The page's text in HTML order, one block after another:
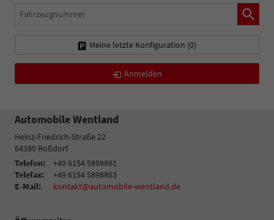
Fahrzeugnummer
Meine letzte Konfiguration (0)
Anmelden
Automobile Wentland
Heinz-Friedrich-Straße 22
64380 Roßdorf
Telefon:
+49 6154 5898861
Telefax:
+49 6154 5898863
E-Mail:
kontakt@automobile-wentland.de